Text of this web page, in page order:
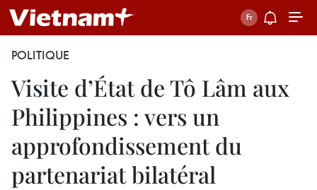
POLITIQUE
Visite d’État de Tô Lâm aux
Philippines : vers un
approfondissement du
partenariat bilatéral